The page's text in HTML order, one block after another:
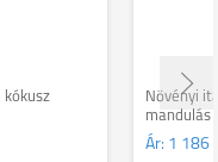
kókusz
Növényi
mandulás
Ár: 1 186